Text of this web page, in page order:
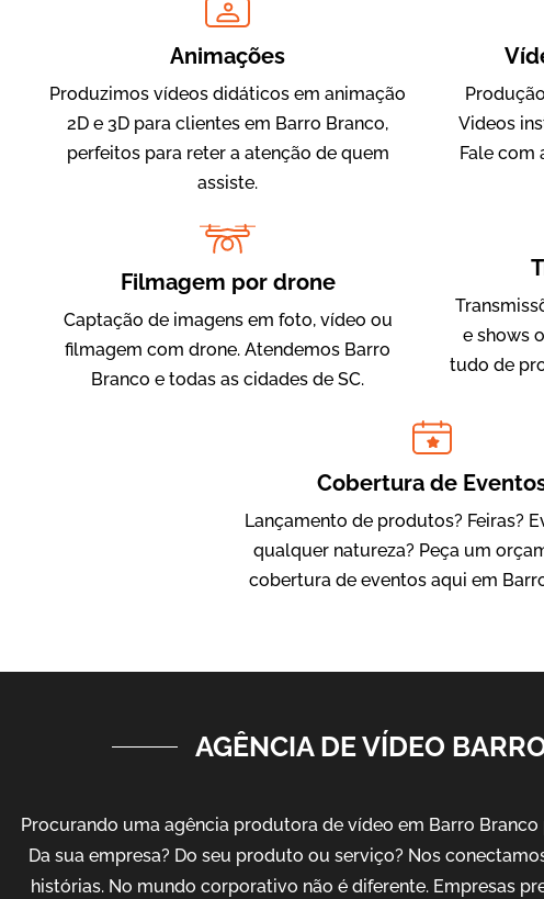
Julândia
Animação 2D
Animações
Produzimos vídeos didáticos em animação
2D e 3D para clientes em Barro Branco,
perfeitos para reter a atenção de quem
assiste.
Videos
Fale com
Filmagem por drone
Captação de imagens em foto, vídeo ou
filmagem com drone. Atendemos Barro
Branco e todas as cidades de SC.
e shows
tudo de
Cobertura de
Lançamento de produtos? Feiras?
qualquer natureza? Peça um
cobertura de eventos aqui em
AGÊNCIA DE VÍDEO
Procurando uma agência produtora de vídeo em Barro
Da sua empresa? Do seu produto ou serviço? Nos
histórias. No mundo corporativo não é diferente. Empresas